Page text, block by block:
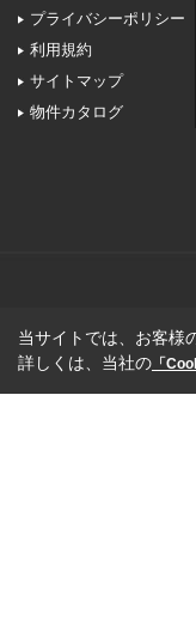
プライバシーポリシー
利用規約
サイトマップ
物件カタログ
当サイトでは、お客様
詳しくは、当社の 「